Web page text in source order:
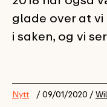
glade over at
i saken, og vi
Nytt / 09/01/2020 /